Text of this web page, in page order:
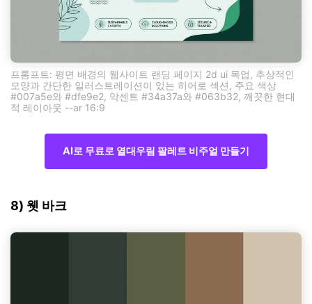
프롬프트: 평면 배경의 웹사이트 랜딩 페이지 2d ui 목업, 추상적인
모양과 간단한 일러스트레이션이 있는 히어로 섹션, 주요 색상
#007a5e와 #dfe9e2, 악센트 #34a37a와 #063b32, 깨끗한 현대
적 레이아웃 --ar 16:9
AI로 무료로 열대우림 팔레트 비주얼 만들기
8) 웻 바크